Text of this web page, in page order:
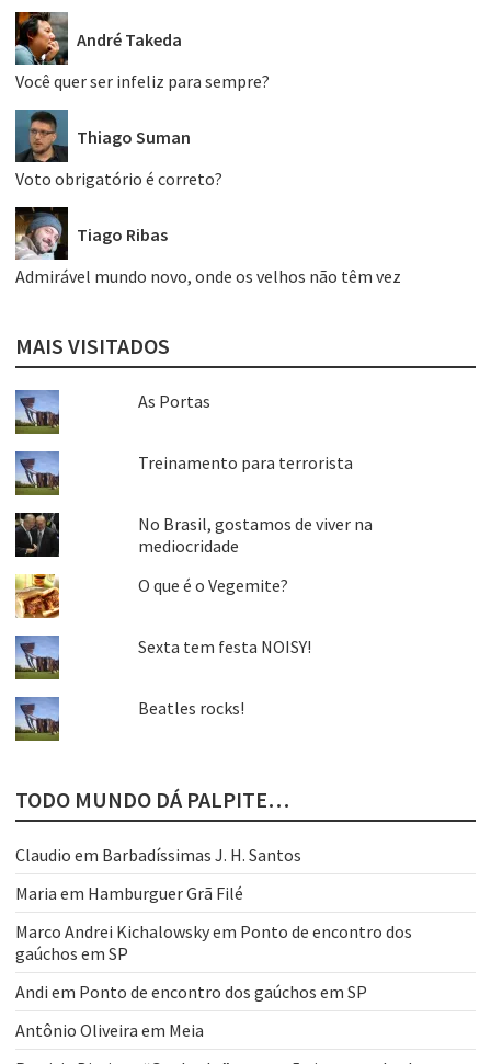
André Takeda
Você quer ser infeliz para sempre?
Thiago Suman
Voto obrigatório é correto?
Tiago Ribas
Admirável mundo novo, onde os velhos não têm vez
MAIS VISITADOS
As Portas
Treinamento para terrorista
No Brasil, gostamos de viver na
mediocridade
O que é o Vegemite?
Sexta tem festa NOISY!
Beatles rocks!
TODO MUNDO DÁ PALPITE…
Claudio em Barbadíssimas J. H. Santos
Maria em Hamburguer Grã Filé
Marco Andrei Kichalowskyem Ponto de encontro dos
gaúchos em SP
Andi em Ponto de encontro dos gaúchos em SP
Antônio Oliveira em Meia